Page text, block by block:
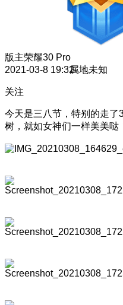
版主荣耀30 Pro
2021-03-8 19:32属地未知
关注
今天是三八节，特别的走
树，就如女神们一样美美哒